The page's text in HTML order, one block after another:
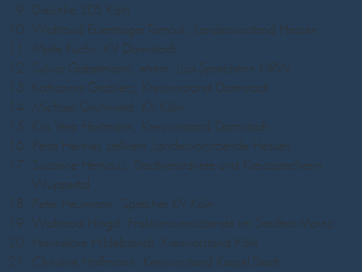
DieLinke.SDS Köln
Waltraud Eisenträger-Tomcuk, Landesvorstand Hessen
Malte Fuchs, KV Darmstadt
Sylvia Gabelmann, ehem. Lisa-Sprecherin NRW
Katharina Grabietz, Kreisvorstand Darmstadt
Michael Grunwald, KV Köln
Kris Vera Hartmann, Kreisvorstand Darmstadt
Petra Heimer, stellvertr. Landesvorsitzende Hessen
Susanne Herhaus, Stadtverordnete und Kreissprecherin
Wuppertal
Peter Heumann, Sprecher KV Köln
Waltraud Hingst, Fraktionsvorsitzende im Stadtrat Mainz
Hannelore Hildebrandt, Kreisvorstand Köln
Christine Hoffmann, Kreisvorstand Kassel-Stadt